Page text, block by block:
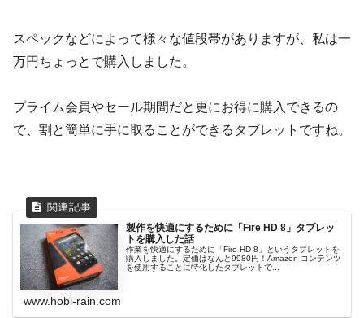
スペックなどによって様々な値段帯がありますが、私は一
万円ちょっとで購入しました。
プライム会員やセール期間だと更にお得に購入できるの
で、割と簡単に手に取ることができるタブレットですね。
製作を快適にするために「Fire HD 8」タブレッ
トを購入した話
作業を快適にするために「Fire HD 8」というタブレットを
購入しました。定価はなんと9980円！Amazon コンテンツ
を使用することに特化したタブレットで...
www.hobi-rain.com